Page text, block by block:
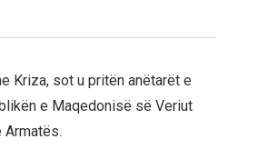
Kriza, sot u pritën anëtarët e
e Maqedonisë së Veriut